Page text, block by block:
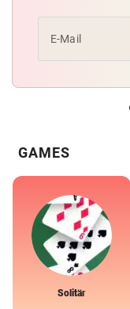
E-Mail
GAMES
Solitär